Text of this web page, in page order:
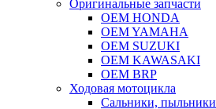
Оригинальные запчасти
OEM HONDA
OEM YAMAHA
OEM SUZUKI
OEM KAWASAKI
OEM BRP
Ходовая мотоцикла
Сальники, пыльники